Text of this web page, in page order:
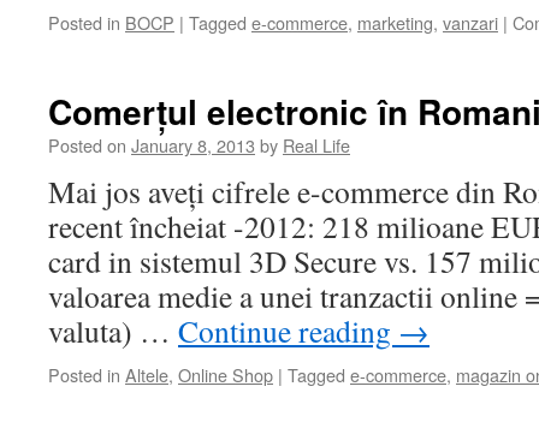
Posted in BOCP | Tagged e-commerce, marketing, vanzari |
Comerțul electronic în
Posted on January 8, 2013 by Real Life
Mai jos aveți cifrele e-commerce din
recent încheiat -2012: 218 milioane
card in sistemul 3D Secure vs. 157
valoarea medie a unei tranzactii
valuta) … Continue reading →
Posted in Altele, Online Shop | Tagged e-commerce, magazin